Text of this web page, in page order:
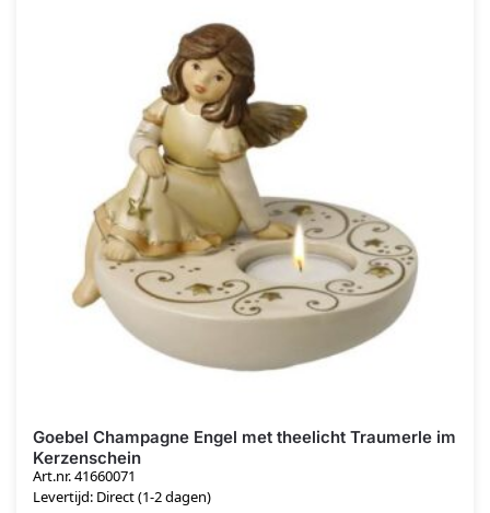
Goebel Champagne Engel met theelicht Traumerle im
Kerzenschein
Art.nr. 41660071
Levertijd: Direct (1-2 dagen)